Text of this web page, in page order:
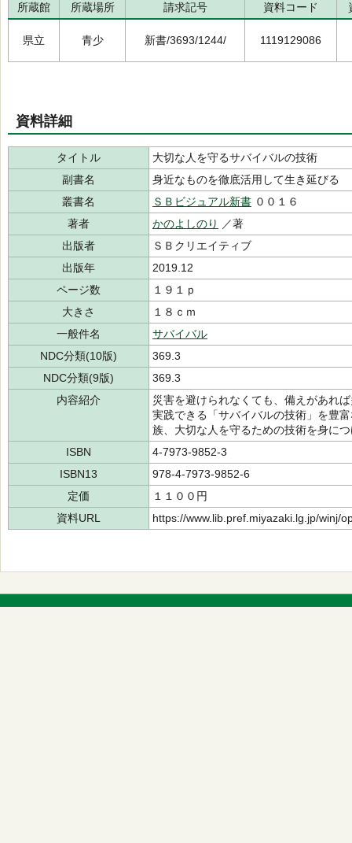
所蔵館 所蔵場所 請求記号 資料コード
県立 青少 新書/3693/1244/ 1119129086
資料詳細
タイトル
大切な人を守るサバイバルの技術
副書名
身近なものを徹底活用して生き延びる
叢書名
ＳＢビジュアル新書 ００１６
著者
かのよしのり
／著
出版者
ＳＢクリエイティブ
出版年
2019.12
ページ数
１９１ｐ
大きさ
１８ｃｍ
一般件名
サバイバル
NDC分類(10版)
369.3
NDC分類(9版)
369.3
内容紹介
災害を避けられなくても、備えがあれ
実践できる「サバイバルの技術」を豊
族、大切な人を守るための技術を身に
ISBN
4-7973-9852-3
ISBN13
978-4-7973-9852-6
定価
１１００円
資料URL
https://www.lib.pref.miyazaki.lg.jp/winj/